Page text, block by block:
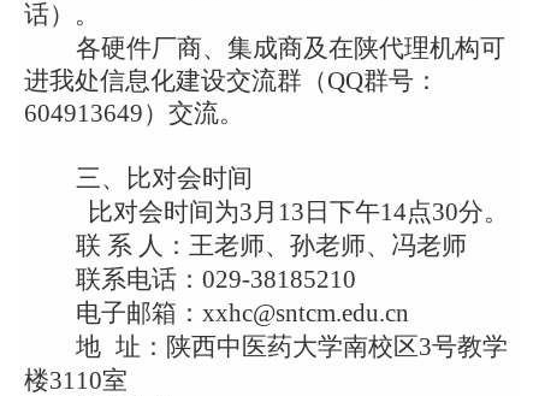
话）。
各硬件厂商、集成商及在陕代理机构可
进我处信息化建设交流群（QQ群号：
604913649）交流。
三、比对会时间
比对会时间为3月13日下午14点30分。
联 系 人：王老师、孙老师、 冯老师
联系电话： 029-38185210
电子邮箱： xxhc@sntcm.edu.cn
地 址：陕西中医药大学南校区3号教学
楼3110室